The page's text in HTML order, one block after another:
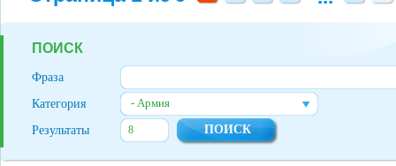
ПОИСК
Фраза
Категория
- Армия
Результаты